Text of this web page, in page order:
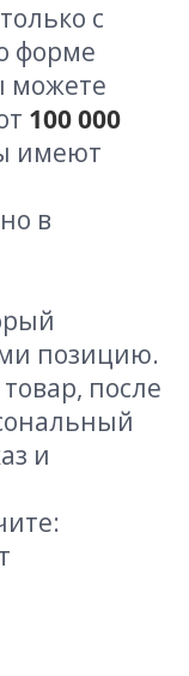
с
форме
можете
100 000
имеют
в
позицию.
после
и